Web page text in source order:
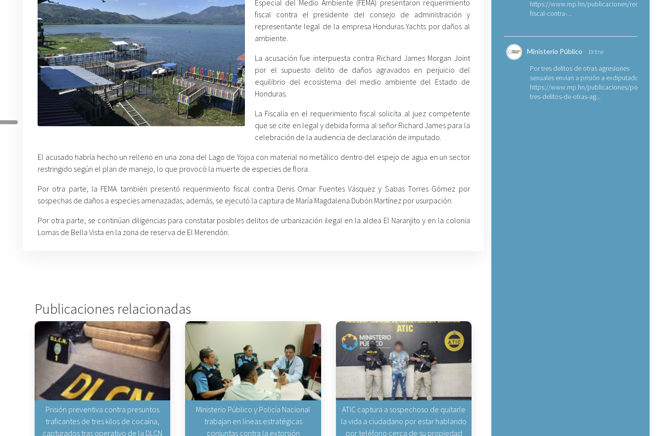
Especial del Medio Ambiente (FEMA) presentaron requerimiento
fiscal contra el presidente del consejo de administración y
representante legal de la empresa Honduras Yachts por daños al
ambiente.
La acusación fue interpuesta contra Richard James Morgan Joint
por el supuesto delito de daños agravados en perjuicio del
equilibrio del ecosistema del medio ambiente del Estado de
Honduras.
La Fiscalía en el requerimiento fiscal solicita al juez competente
que se cite en legal y debida forma al señor Richard James para la
celebración de la audiencia de declaración de imputado.
El acusado habría hecho un relleno en una zona del Lago de Yojoa con material no metálico dentro del espejo de agua en un sector
restringido según el plan de manejo, lo que provocó la muerte de especies de flora.
Por otra parte, la FEMA también presentó requerimiento fiscal contra Denis Omar Fuentes Vásquez y Sabas Torres Gómez por
sospechas de daños a especies amenazadas, además, se ejecutó la captura de María Magdalena Dubón Martínez por usurpación.
Por otra parte, se continúan diligencias para constatar posibles delitos de urbanización ilegal en la aldea El Naranjito y en la colonia
Lomas de Bella Vista en la zona de reserva de El Merendón.
Publicaciones relacionadas
Prisión preventiva contra presuntos
traficantes de tres kilos de cocaína,
capturados tras operativo de la DLCN
Ministerio Público y Policía Nacional
trabajan en líneas estratégicas
conjuntas contra la extorsión
ATIC captura a sospechoso de quitarle
la vida a ciudadano por estar hablando
por teléfono cerca de su propiedad
https://www.mp.hn/publicaciones/
fiscal-contra-...
Ministerio Público 19 Ene
Por tres delitos de otras agresiones
sexuales envían a prisión a exdiputado
https://www.mp.hn/publicaciones/por-
tres-delitos-de-otras-ag...